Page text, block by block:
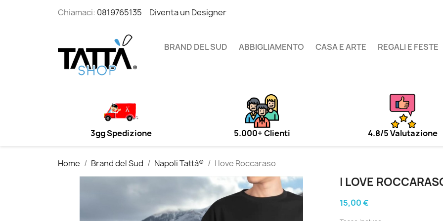
Chiamaci: 0819765135 Diventa un Designer
BRAND DEL SUD ABBIGLIAMENTO CASA E ARTE REGALI E FESTE
3gg Spedizione 5.000+ Clienti 4.8/5 Valutazione
Home Brand del Sud Napoli Tattà® I love Roccaraso
I LOVE
15,00 €